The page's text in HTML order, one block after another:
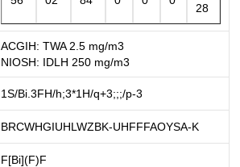
28
ACGIH: TWA 2.5 mg/m3
NIOSH: IDLH 250 mg/m3
1S/Bi.3FH/h;3*1H/q+3;;;/p-3
BRCWHGIUHLWZBK-UHFFFAOYSA-K
F[Bi](F)F